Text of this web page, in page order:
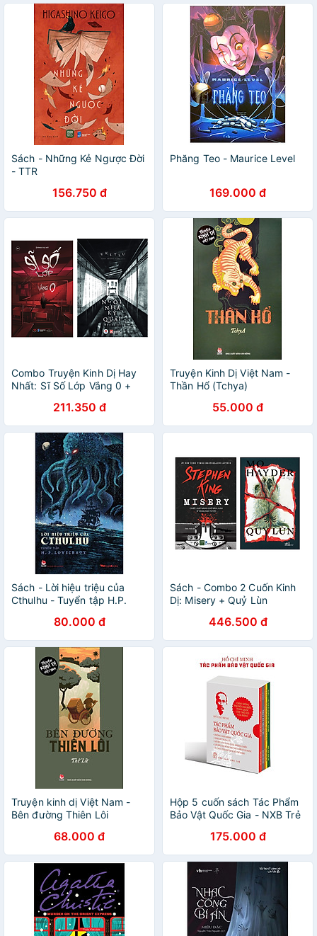
Sách - Những Kẻ Ngược Đời
- TTR
156.750 đ
Phăng Teo - Maurice Level
169.000 đ
Combo Truyện Kinh Dị Hay
Nhất: Sĩ Số Lớp Vắng 0 +
211.350 đ
Truyện Kinh Dị Việt Nam -
Thần Hổ (Tchya)
55.000 đ
Sách - Lời hiệu triệu của
Cthulhu - Tuyển tập H.P.
80.000 đ
Sách - Combo 2 Cuốn Kinh
Dị: Misery + Quỷ Lùn
446.500 đ
Truyện kinh dị Việt Nam -
Bên đường Thiên Lôi
68.000 đ
Hộp 5 cuốn sách Tác Phẩm
Bảo Vật Quốc Gia - NXB Trẻ
175.000 đ